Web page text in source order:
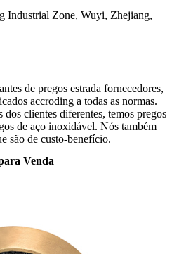
Industrial Zone, Wuyi, Zhejiang,
de pregos estrada fornecedores,
accroding a todas as normas.
dos clientes diferentes, temos pregos
de aço inoxidável. Nós também
são de custo-benefício.
Venda